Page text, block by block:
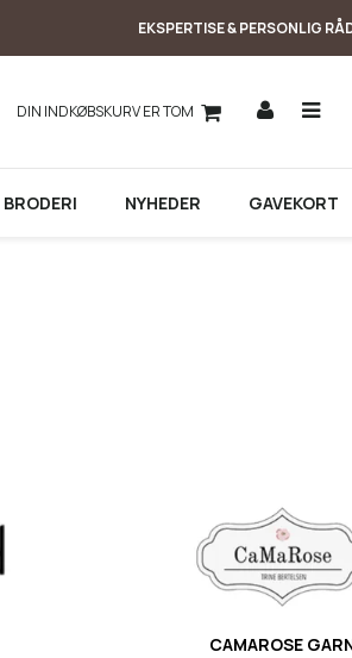
EKSPERTISE & PERSONLIG
DIN INDKØBSKURV ER TOM
BRODERI NYHEDER GAVEKORT
CAMAROSE